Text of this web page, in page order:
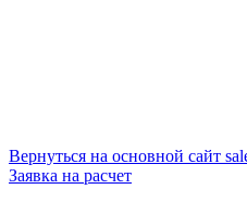
Вернуться на основной сайт
Заявка на расчет